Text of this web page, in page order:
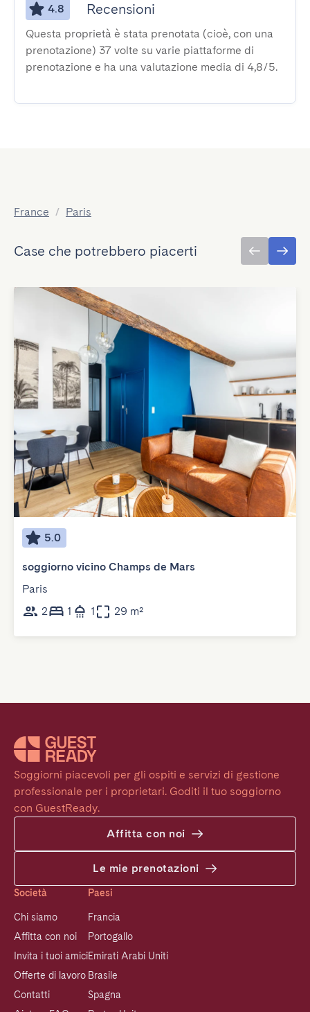
4.8 Recensioni
Questa proprietà è stata prenotata (cioè, con una
prenotazione) 37 volte su varie piattaforme di
prenotazione e ha una valutazione media di 4,8/5.
France / Paris
Case che potrebbero piacerti
5.0
soggiorno vicino Champs de Mars
Paris
2
1 1 29 m²
Soggiorni piacevoli per gli ospiti e servizi di gestione
professionale per i proprietari. Goditi il tuo soggiorno
con GuestReady.
Affitta con noi
Le mie prenotazioni
Società
Chi siamo
Affitta con noi
Invita i tuoi amici
Offerte di lavoro
Contatti
Paesi
Francia
Portogallo
Emirati Arabi Uniti
Brasile
Spagna